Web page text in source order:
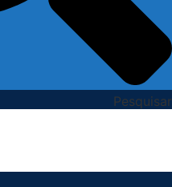
Pesquisar